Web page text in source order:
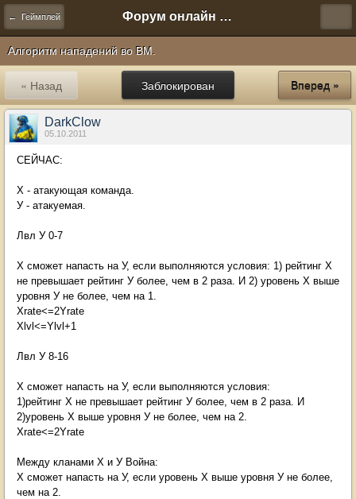
← Геймплей Форум онлайн игры "Новая Эра" (Нюра Биз)
Алгоритм нападений во ВМ.
Заблокирован
« Назад Вперед »
DarkClow
05.10.2011
СЕЙЧАС:
Х - атакующая команда.
У - атакуемая.
Лвл У 0-7
Х сможет напасть на У, если выполняются условия: 1) рейтинг Х
не превышает рейтинг У более, чем в 2 раза. И 2) уровень Х выше
уровня У не более, чем на 1.
Xrate<=2Yrate
Xlvl<=Ylvl+1
Лвл У 8-16
Х сможет напасть на У, если выполняются условия:
1)рейтинг Х не превышает рейтинг У более, чем в 2 раза. И
2)уровень Х выше уровня У не более, чем на 2.
Xrate<=2Yrate
Между кланами Х и У Война:
Х сможет напасть на У, если уровень Х выше уровня У не более,
чем на 2.